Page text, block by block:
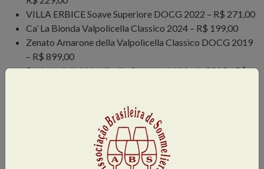
VILLA ERBICE Soave Superiore DOCG 2022 – R$ 271,00
Ca’ La Bionda Valpolicella Classico 2024 – R$ 199,00
Zenato Amarone della Valpolicella Classico DOCG 2019
– R$ 899,00
Recioto della Valpolicella Casotto del Merlo 2019 – R$